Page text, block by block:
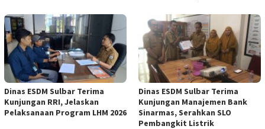
Dinas ESDM Sulbar Terima
Kunjungan RRI, Jelaskan
Pelaksanaan Program LHM 2026
Dinas ESDM Sulbar Terima
Kunjungan Manajemen Bank
Sinarmas, Serahkan SLO
Pembangkit Listrik